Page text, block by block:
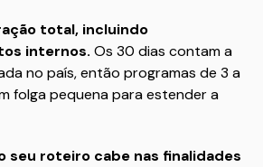
total, incluindo
internos. Os 30 dias contam a
no país, então programas de 3 a
folga pequena para estender a
seu roteiro cabe nas finalidades